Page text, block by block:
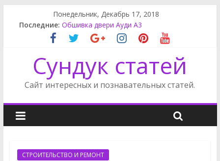
Понедельник, Декабрь 17, 2018
Последние: Обшивка двери Ауди А3
Шкатулка ручной работы
Снять задний бампер Мерседес
Замена салонного фильтра Мерседес GL
Сундук статей
Сайт интересных и познавательных статей.
СТРОИТЕЛЬСТВО И РЕМОНТ